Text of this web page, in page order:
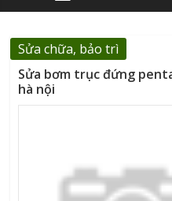
Sửa chữa, bảo trì
Sửa bơm trục đứng
hà nội